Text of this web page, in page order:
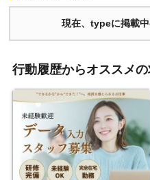
現在、typeに掲載中
行動履歴からオススメの